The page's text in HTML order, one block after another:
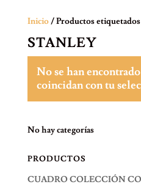
Inicio/ Productos etiquetados
STANLEY
No se han
coincidan con tu
No hay categorías
PRODUCTOS
CUADRO COLECCIÓN